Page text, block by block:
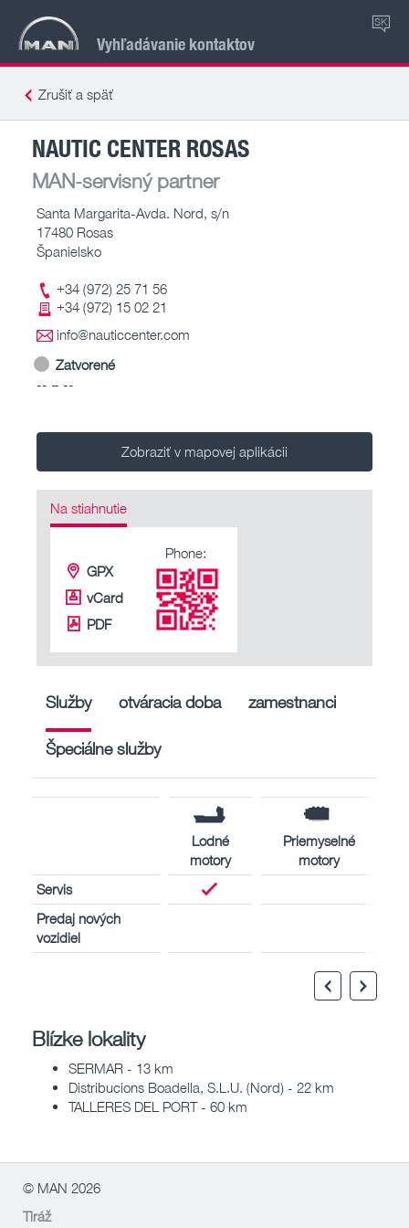
Vyhľadávanie kontaktov
SK
Zrušiť a späť
NAUTIC CENTER ROSAS
MAN-servisný partner
Santa Margarita-Avda. Nord, s/n
17480 Rosas
Španielsko
+34 (972) 25 71 56
+34 (972) 15 02 21
info@nauticcenter.com
Zatvorené
-- – --
Zobraziť v mapovej aplikácii
Na stiahnutie
GPX
vCard
PDF
Phone:
Služby otváracia doba zamestnanci
Špeciálne služby
Lodné
motory
Priemyselné
motory
Servis
Predaj nových
vozidiel
Blízke lokality
SERMAR - 13 km
Distribucions Boadella, S.L.U. (Nord) - 22 km
TALLERES DEL PORT - 60 km
© MAN 2026
Tiráž